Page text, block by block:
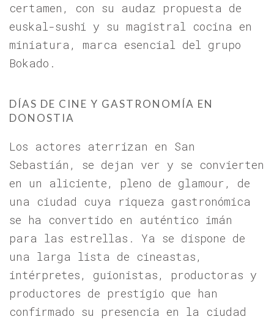
certamen, con su audaz propuesta de
euskal-sushi y su magistral cocina en
miniatura, marca esencial del grupo
Bokado.
DÍAS DE CINE Y GASTRONOMÍA EN
DONOSTIA
Los actores aterrizan en San
Sebastián, se dejan ver y se convierten
en un aliciente, pleno de glamour, de
una ciudad cuya riqueza gastronómica
se ha convertido en auténtico imán
para las estrellas. Ya se dispone de
una larga lista de cineastas,
intérpretes, guionistas, productoras y
productores de prestigio que han
confirmado su presencia en la ciudad